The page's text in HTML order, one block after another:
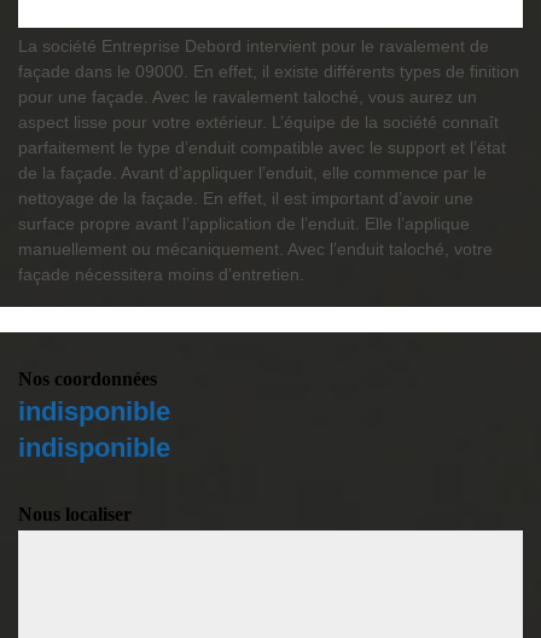
La société Entreprise Debord intervient pour le ravalement de
façade dans le 09000. En effet, il existe différents types de finition
pour une façade. Avec le ravalement taloché, vous aurez un
aspect lisse pour votre extérieur. L’équipe de la société connaît
parfaitement le type d’enduit compatible avec le support et l’état
de la façade. Avant d’appliquer l’enduit, elle commence par le
nettoyage de la façade. En effet, il est important d’avoir une
surface propre avant l’application de l’enduit. Elle l’applique
manuellement ou mécaniquement. Avec l’enduit taloché, votre
façade nécessitera moins d’entretien.
Nos coordonnées
indisponible
indisponible
Nous localiser